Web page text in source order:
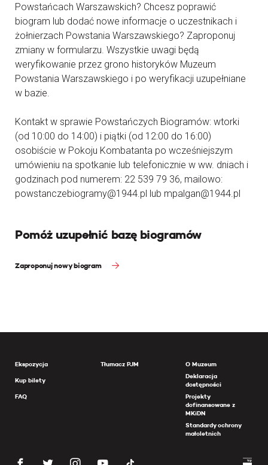
Powstańcach Warszawskich? Chcesz poprawić
biogram lub dodać nowe informacje o uczestnikach i
żołnierzach Powstania Warszawskiego? Zaproponuj
zmiany w formularzu. Wszystkie uwagi będą
weryfikowanie przez grono historyków Muzeum
Powstania Warszawskiego i po weryfikacji uzupełniane
w bazie.
Kontakt w sprawie Powstańczych Biogramów: wtorki
(od 10:00 do 14:00) i piątki (od 12:00 do 16:00)
osobiście w Pokoju Kombatanta po wcześniejszym
umówieniu na spotkanie lub telefonicznie w ww. dniach i
godzinach pod numerem: 22 539 79 36, mailowo:
powstanczebiogramy@1944.pl lub mpalgan@1944.pl
Pomóż uzupełnić bazę biogramów
Zaproponuj nowy biogram
Ekspozycja
Kup bilety
FAQ
Tłumacz PJM
O Muzeum
Deklaracja
dostępności
Projekty
dofinansowane z
MKiDN
Standardy ochrony
małoletnich